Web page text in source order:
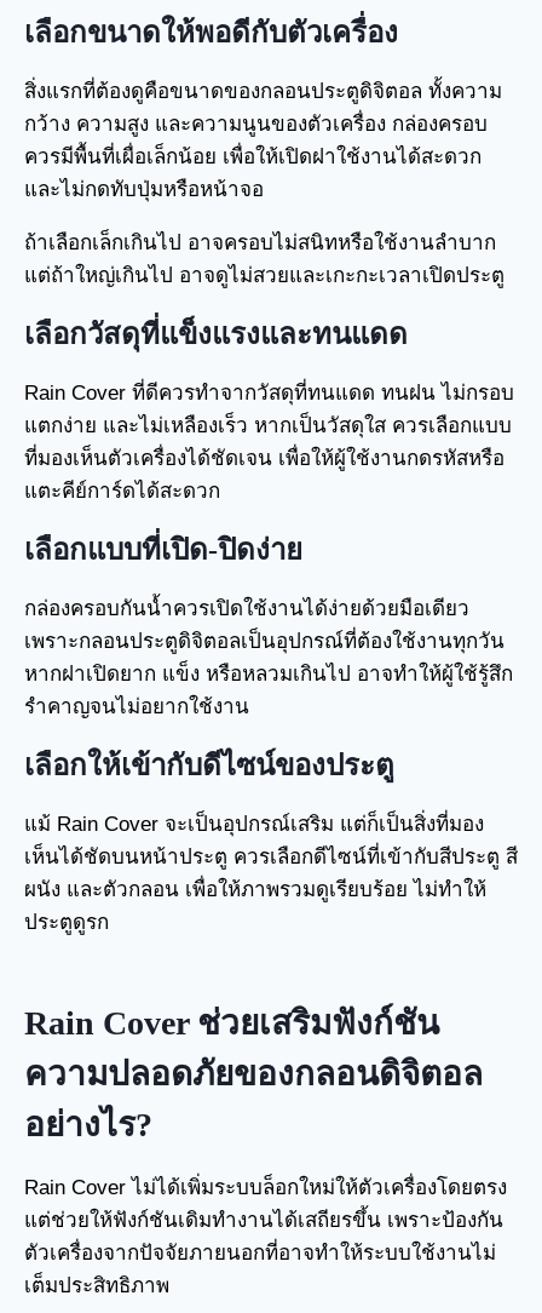
เลือกขนาดให้พอดีกับตัวเครื่อง
สิ่งแรกที่ต้องดูคือขนาดของกลอนประตูดิจิตอล ทั้งความ
กว้าง ความสูง และความนูนของตัวเครื่อง กล่องครอบ
ควรมีพื้นที่เผื่อเล็กน้อย เพื่อให้เปิดฝาใช้งานได้สะดวก
และไม่กดทับปุ่มหรือหน้าจอ
ถ้าเลือกเล็กเกินไป อาจครอบไม่สนิทหรือใช้งานลำบาก
แต่ถ้าใหญ่เกินไป อาจดูไม่สวยและเกะกะเวลาเปิดประตู
เลือกวัสดุที่แข็งแรงและทนแดด
Rain Cover ที่ดีควรทำจากวัสดุที่ทนแดด ทนฝน ไม่กรอบ
แตกง่าย และไม่เหลืองเร็ว หากเป็นวัสดุใส ควรเลือกแบบ
ที่มองเห็นตัวเครื่องได้ชัดเจน เพื่อให้ผู้ใช้งานกดรหัสหรือ
แตะคีย์การ์ดได้สะดวก
เลือกแบบที่เปิด-ปิดง่าย
กล่องครอบกันน้ำควรเปิดใช้งานได้ง่ายด้วยมือเดียว
เพราะกลอนประตูดิจิตอลเป็นอุปกรณ์ที่ต้องใช้งานทุกวัน
หากฝาเปิดยาก แข็ง หรือหลวมเกินไป อาจทำให้ผู้ใช้รู้สึก
รำคาญจนไม่อยากใช้งาน
เลือกให้เข้ากับดีไซน์ของประตู
แม้ Rain Cover จะเป็นอุปกรณ์เสริม แต่ก็เป็นสิ่งที่มอง
เห็นได้ชัดบนหน้าประตู ควรเลือกดีไซน์ที่เข้ากับสีประตู สี
ผนัง และตัวกลอน เพื่อให้ภาพรวมดูเรียบร้อย ไม่ทำให้
ประตูดูรก
Rain Cover ช่วยเสริมฟังก์ชัน
ความปลอดภัยของกลอนดิจิตอล
อย่างไร?
Rain Cover ไม่ได้เพิ่มระบบล็อกใหม่ให้ตัวเครื่องโดยตรง
แต่ช่วยให้ฟังก์ชันเดิมทำงานได้เสถียรขึ้น เพราะป้องกัน
ตัวเครื่องจากปัจจัยภายนอกที่อาจทำให้ระบบใช้งานไม่
เต็มประสิทธิภาพ